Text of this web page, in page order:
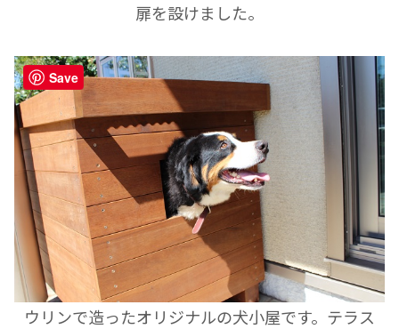
扉を設けました。
ウリンで造ったオリジナルの犬小屋です。テラス
Save